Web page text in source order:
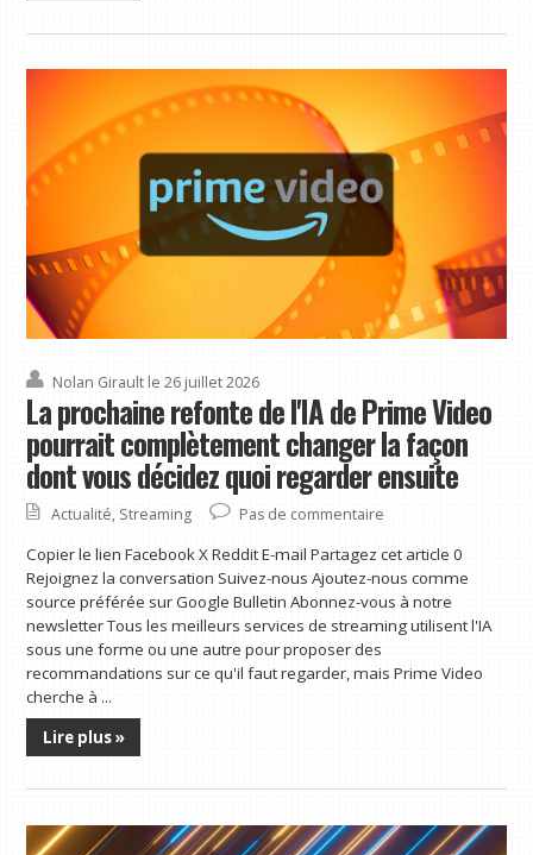
Nolan Girault le 26 juillet 2026
La prochaine refonte de l'IA de Prime Video
pourrait complètement changer la façon
dont vous décidez quoi regarder ensuite
Actualité, Streaming Pas de commentaire
Copier le lien Facebook X Reddit E-mail Partagez cet article 0
Rejoignez la conversation Suivez-nous Ajoutez-nous comme
source préférée sur Google Bulletin Abonnez-vous à notre
newsletter Tous les meilleurs services de streaming utilisent l'IA
sous une forme ou une autre pour proposer des
recommandations sur ce qu'il faut regarder, mais Prime Video
cherche à ...
Lire plus »